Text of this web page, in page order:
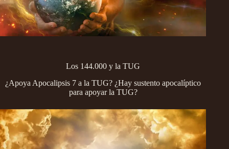
Los 144.000 y la TUG
¿Apoya Apocalipsis 7 a la TUG? ¿Hay sustento apocalíptico
para apoyar la TUG?